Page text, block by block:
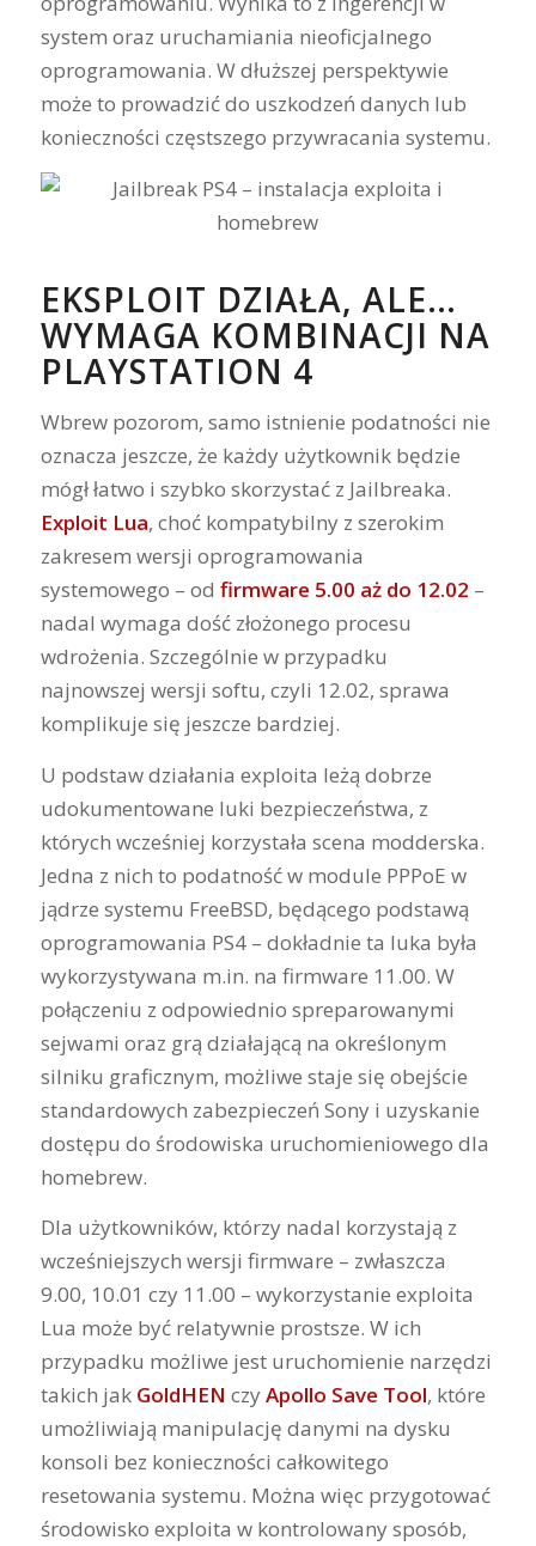
system oraz uruchamiania nieoficjalnego
oprogramowania. W dłuższej perspektywie
może to prowadzić do uszkodzeń danych lub
konieczności częstszego przywracania systemu.
EKSPLOIT DZIAŁA, ALE…
WYMAGA KOMBINACJI NA
PLAYSTATION 4
Wbrew pozorom, samo istnienie podatności nie
oznacza jeszcze, że każdy użytkownik będzie
mógł łatwo i szybko skorzystać z Jailbreaka.
Exploit Lua, choć kompatybilny z szerokim
zakresem wersji oprogramowania
systemowego – od firmware 5.00 aż do 12.02 –
nadal wymaga dość złożonego procesu
wdrożenia. Szczególnie w przypadku
najnowszej wersji softu, czyli 12.02, sprawa
komplikuje się jeszcze bardziej.
U podstaw działania exploita leżą dobrze
udokumentowane luki bezpieczeństwa, z
których wcześniej korzystała scena modderska.
Jedna z nich to podatność w module PPPoE w
jądrze systemu FreeBSD, będącego podstawą
oprogramowania PS4 – dokładnie ta luka była
wykorzystywana m.in. na firmware 11.00. W
połączeniu z odpowiednio spreparowanymi
sejwami oraz grą działającą na określonym
silniku graficznym, możliwe staje się obejście
standardowych zabezpieczeń Sony i uzyskanie
dostępu do środowiska uruchomieniowego dla
homebrew.
Dla użytkowników, którzy nadal korzystają z
wcześniejszych wersji firmware – zwłaszcza
9.00, 10.01 czy 11.00 – wykorzystanie exploita
Lua może być relatywnie prostsze. W ich
przypadku możliwe jest uruchomienie narzędzi
takich jak GoldHEN czyApollo Save Tool, które
umożliwiają manipulację danymi na dysku
konsoli bez konieczności całkowitego
resetowania systemu. Można więc przygotować
środowisko exploita w kontrolowany sposób,